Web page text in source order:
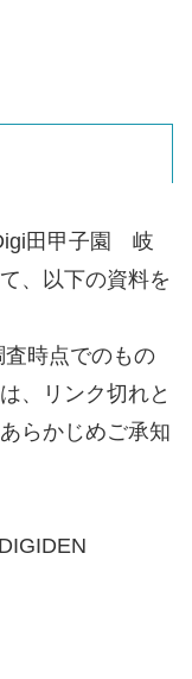
田甲子園 岐
、以下の資料を
時点でのもの
、リンク切れと
らかじめご承知